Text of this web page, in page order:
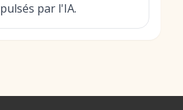
par l'IA.